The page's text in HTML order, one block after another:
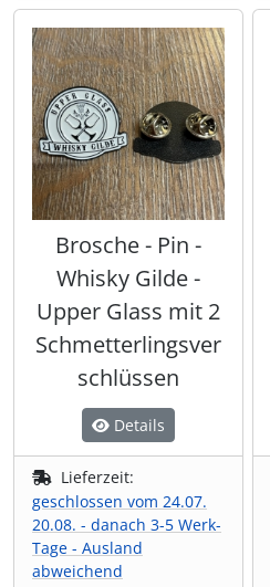
Brosche - Pin -
Whisky Gilde -
Upper Glass mit 2
Schmetterlingsver
schlüssen
Details
Lieferzeit:
geschlossen vom 24.07.
20.08. - danach 3-5 Werk-
Tage - Ausland
abweichend